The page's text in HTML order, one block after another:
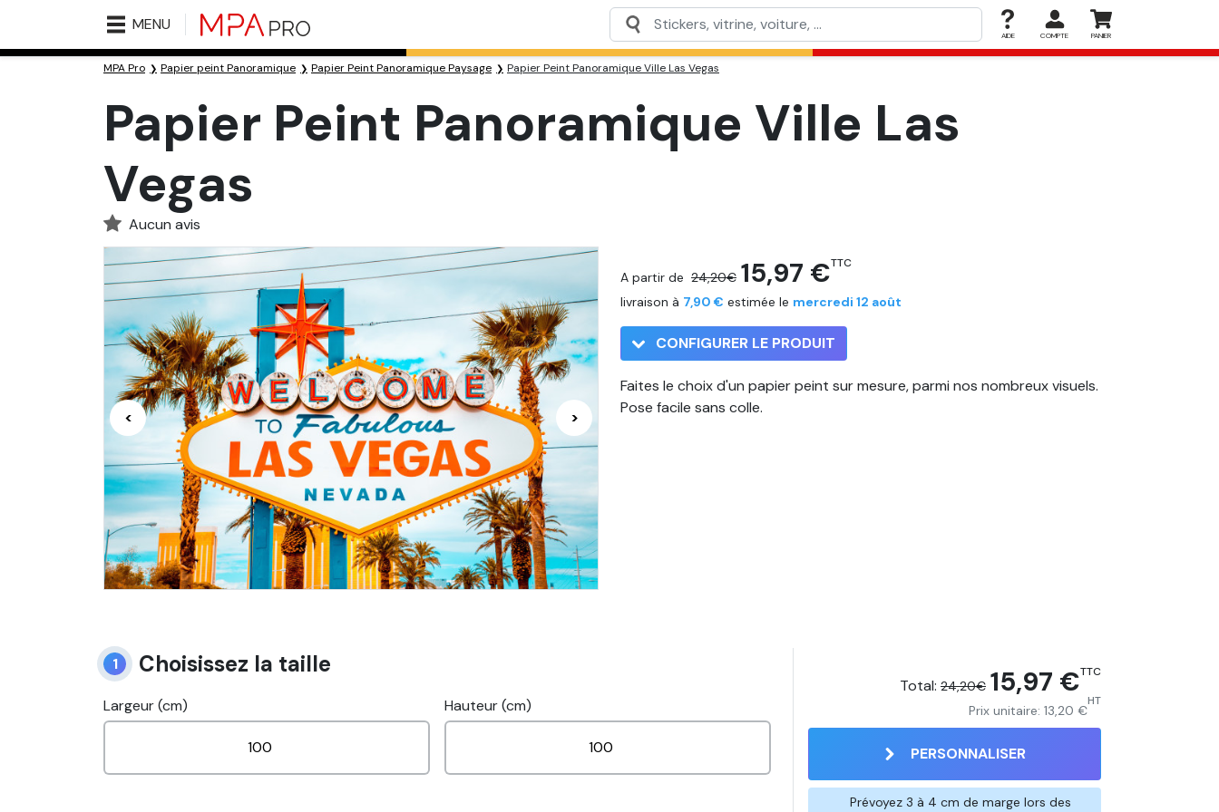
MENU
AIDE COMPTE PANIER
MPA Pro Papier peint Panoramique Papier Peint Panoramique Paysage Papier Peint Panoramique Ville Las Vegas
Papier Peint Panoramique Ville Las
Vegas
Aucun avis
< >
A partir de 24,20€ 15,97 €TTC
livraison à 7,90 € estimée le mercredi 12 août
CONFIGURER LE PRODUIT
Faites le choix d'un papier peint sur mesure, parmi nos nombreux visuels.
Pose facile sans colle.
1 Choisissez la taille
Largeur (cm) Hauteur (cm)
Total: 24,20€ 15,97 €TTC
Prix unitaire: 13,20 €
HT
PERSONNALISER
Prévoyez 3 à 4 cm de marge lors des